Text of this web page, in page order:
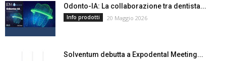
Odonto-IA: La collaborazione tra dentista...
Info prodotti 20 Maggio 2026
Solventum debutta a Expodental Meeting...